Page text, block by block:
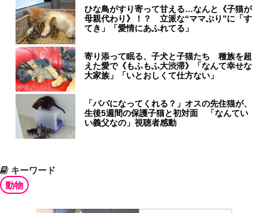
ひな鳥がすり寄って甘える…なんと《子猫が
母親代わり》！？ 立派な“ママぶり”に「す
てき」「愛情にあふれてる」
寄り添って眠る、子犬と子猫たち 種族を超
えた愛で《もふもふ大渋滞》「なんて幸せな
大家族」「いとおしくて仕方ない」
「パパになってくれる？」オスの先住猫が、
生後5週間の保護子猫と初対面 「なんてい
い義父なの」視聴者感動
キーワード
動物